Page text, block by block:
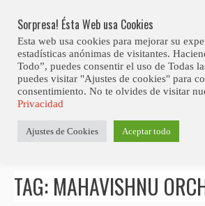
content
Club Contest.
Posts tagged "Mahavishnu
TAG: MAHAVISHNU
Sorpresa! Ésta Web usa Cookies
Esta web usa cookies para mejorar su
estadísticas anónimas de visitantes.
Todo”, puedes consentir el uso de Todas
puedes visitar "Ajustes de cookies" para
consentimiento. No te olvides de visitar
Privacidad
Ajustes de Cookies Aceptar todo